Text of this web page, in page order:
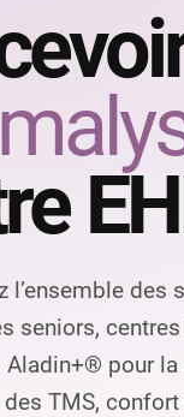
l’ensemble des
seniors,
pour la
TMS,